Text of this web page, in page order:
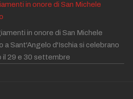
in onore di San Michele
in onore di San Michele
a Sant'Angelo d'Ischia si celebrano
il 29 e 30 settembre